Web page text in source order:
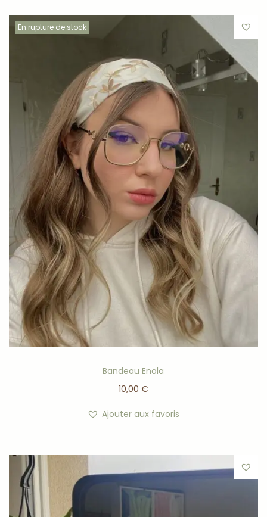
En rupture de stock
Bandeau Enola
10,00 €
Ajouter aux favoris